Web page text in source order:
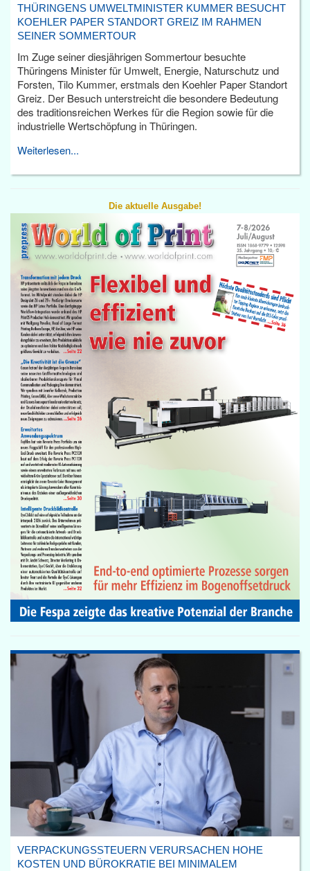
THÜRINGENS UMWELTMINISTER KUMMER BESUCHT
KOEHLER PAPER STANDORT GREIZ IM RAHMEN
SEINER SOMMERTOUR
Im Zuge seiner diesjährigen Sommertour besuchte
Thüringens Minister für Umwelt, Energie, Naturschutz und
Forsten, Tilo Kummer, erstmals den Koehler Paper Standort
Greiz. Der Besuch unterstreicht die besondere Bedeutung
des traditionsreichen Werkes für die Region sowie für die
industrielle Wertschöpfung in Thüringen.
Weiterlesen...
Die aktuelle Ausgabe!
VERPACKUNGSSTEUERN VERURSACHEN HOHE
KOSTEN UND BÜROKRATIE BEI MINIMALEM